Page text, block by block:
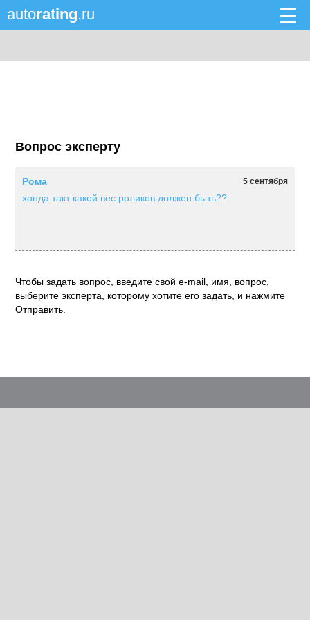
autorating.ru
Вопрос эксперту
5 сентября
Рома
хонда такт:какой вес роликов должен быть??
Чтобы задать вопрос, введите свой e-mail, имя, вопрос,
выберите эксперта, которому хотите его задать, и нажмите
Отправить.